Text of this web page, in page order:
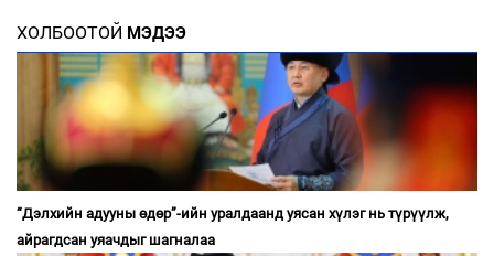
ХОЛБООТОЙ МЭДЭЭ
“Дэлхийн адууны өдөр”-ийн уралдаанд уясан хүлэг нь түрүүлж,
айрагдсан уяачдыг шагналаа